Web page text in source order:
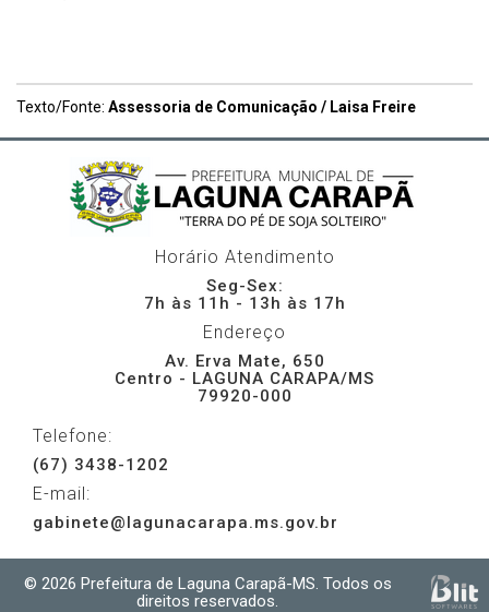
Texto/Fonte: Assessoria de Comunicação / Laisa Freire
Horário Atendimento
Seg-Sex:
7h às 11h - 13h às 17h
Endereço
Av. Erva Mate, 650
Centro - LAGUNA CARAPA/MS
79920-000
Telefone:
(67) 3438-1202
E-mail:
gabinete@lagunacarapa.ms.gov.br
© 2026 Prefeitura de Laguna Carapã-MS. Todos os
direitos reservados.